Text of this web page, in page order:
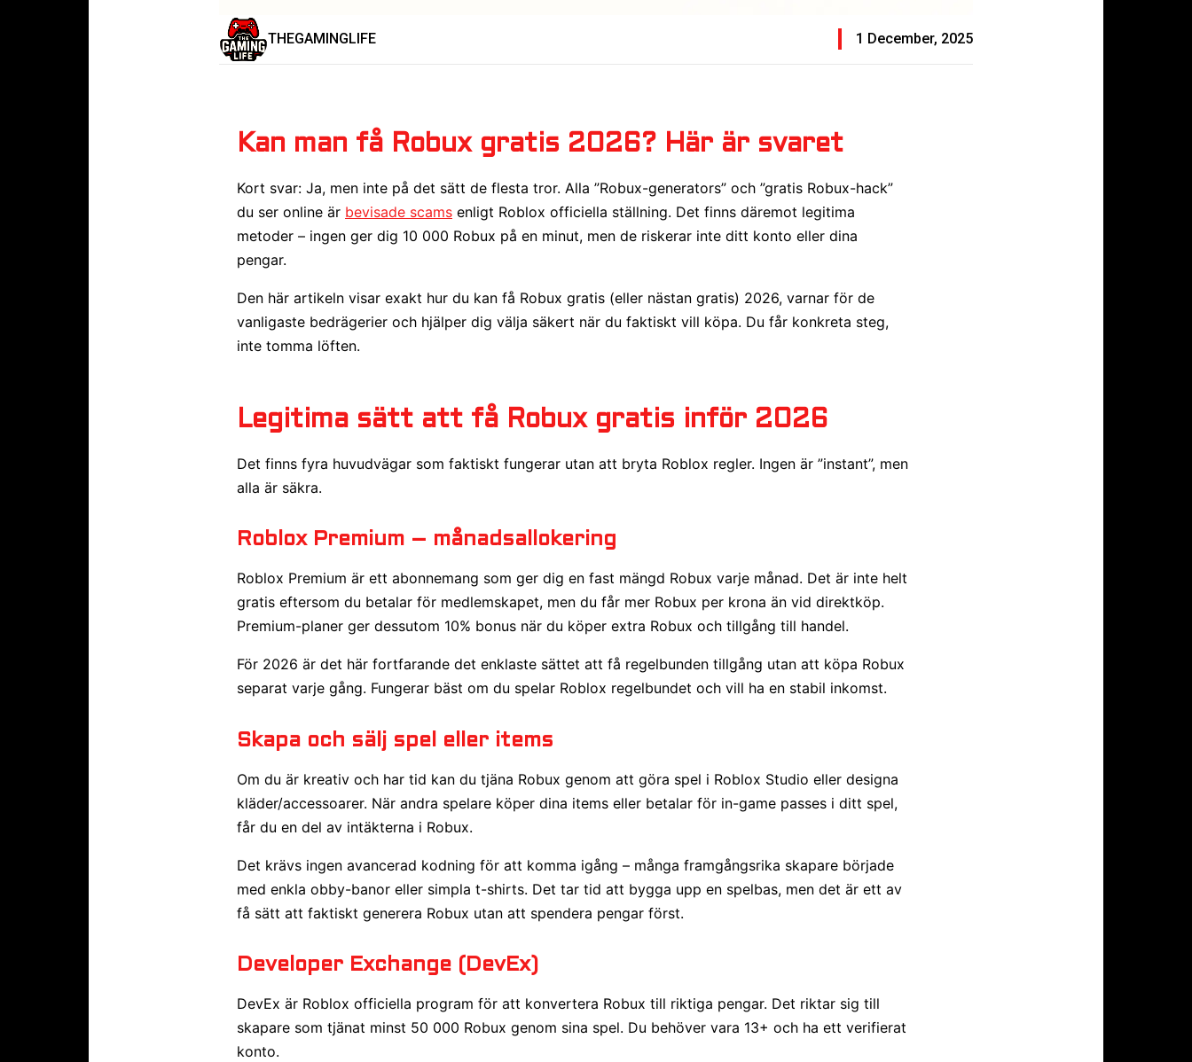
THEGAMINGLIFE 1 December, 2025
Kan man få Robux gratis 2026? Här är svaret
Kort svar: Ja, men inte på det sätt de flesta tror. Alla ”Robux-generators” och ”gratis Robux-hack”
du ser online är bevisade scams enligt Roblox officiella ställning. Det finns däremot legitima
metoder – ingen ger dig 10 000 Robux på en minut, men de riskerar inte ditt konto eller dina
pengar.
Den här artikeln visar exakt hur du kan få Robux gratis (eller nästan gratis) 2026, varnar för de
vanligaste bedrägerier och hjälper dig välja säkert när du faktiskt vill köpa. Du får konkreta steg,
inte tomma löften.
Legitima sätt att få Robux gratis inför 2026
Det finns fyra huvudvägar som faktiskt fungerar utan att bryta Roblox regler. Ingen är ”instant”, men
alla är säkra.
Roblox Premium – månadsallokering
Roblox Premium är ett abonnemang som ger dig en fast mängd Robux varje månad. Det är inte helt
gratis eftersom du betalar för medlemskapet, men du får mer Robux per krona än vid direktköp.
Premium-planer ger dessutom 10% bonus när du köper extra Robux och tillgång till handel.
För 2026 är det här fortfarande det enklaste sättet att få regelbunden tillgång utan att köpa Robux
separat varje gång. Fungerar bäst om du spelar Roblox regelbundet och vill ha en stabil inkomst.
Skapa och sälj spel eller items
Om du är kreativ och har tid kan du tjäna Robux genom att göra spel i Roblox Studio eller designa
kläder/accessoarer. När andra spelare köper dina items eller betalar för in-game passes i ditt spel,
får du en del av intäkterna i Robux.
Det krävs ingen avancerad kodning för att komma igång – många framgångsrika skapare började
med enkla obby-banor eller simpla t-shirts. Det tar tid att bygga upp en spelbas, men det är ett av
få sätt att faktiskt generera Robux utan att spendera pengar först.
Developer Exchange (DevEx)
DevEx är Roblox officiella program för att konvertera Robux till riktiga pengar. Det riktar sig till
skapare som tjänat minst 50 000 Robux genom sina spel. Du behöver vara 13+ och ha ett verifierat
konto.